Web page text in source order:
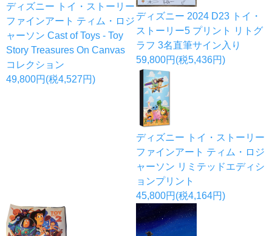
ディズニー トイ・ストーリー
ファインアート ティム・ロジ
ャーソン Cast of Toys - Toy
Story Treasures On Canvas
コレクション
49,800円(税4,527円)
ディズニー 2024 D23 トイ・
ストーリー5 プリント リトグ
ラフ 3名直筆サイン入り
59,800円(税5,436円)
ディズニー トイ・ストーリー
ファインアート ティム・ロジ
ャーソン リミテッドエディシ
ョンプリント
45,800円(税4,164円)